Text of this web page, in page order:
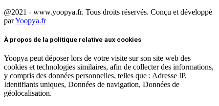
@2021 - www.yoopya.fr. Tous droits réservés. Conçu et développé
parYoopya.fr
À propos de la politique relative aux cookies
Yoopya peut déposer lors de votre visite sur son site web des
cookies et technologies similaires, afin de collecter des informations,
y compris des données personnelles, telles que : Adresse IP,
Identifiants uniques, Données de navigation, Données de
géolocalisation.